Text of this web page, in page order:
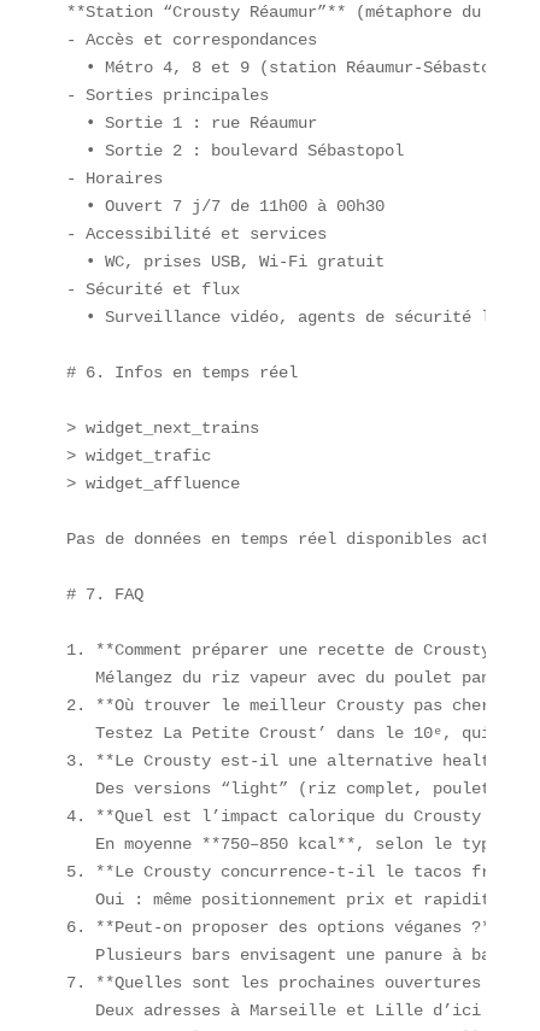
**Station “Crousty Réaumur”** (métaphore du
- Accès et correspondances
• Métro 4, 8 et 9 (station Réaumur-
- Sorties principales
  • Sortie 1 : rue Réaumur
  • Sortie 2 : boulevard Sébastopol
- Horaires
  • Ouvert 7 j/7 de 11h00 à 00h30
- Accessibilité et services
  • WC, prises USB, Wi-Fi gratuit
- Sécurité et flux
• Surveillance vidéo, agents de sécurité lors
# 6. Infos en temps réel
> widget_next_trains
> widget_trafic
> widget_affluence
Pas de données en temps réel disponibles
# 7. FAQ
1. **Comment préparer une recette de Crousty
Mélangez du riz vapeur avec du poulet pané
2. **Où trouver le meilleur Crousty pas cher à
Testez La Petite Croust’ dans le 10ᵉ, qui
3. **Le Crousty est-il une alternative healthy
Des versions “light” (riz complet, poulet
4. **Quel est l’impact calorique du Crousty ?**
En moyenne **750–850 kcal**, selon le type
5. **Le Crousty concurrence-t-il le tacos
Oui : même positionnement prix et rapidité
6. **Peut-on proposer des options véganes ?**
Plusieurs bars envisagent une panure à base
7. **Quelles sont les prochaines ouvertures ?**
Deux adresses à Marseille et Lille d’ici